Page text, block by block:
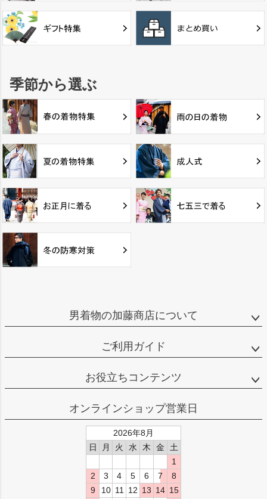
季節から選ぶ
男着物の加藤商店について
ご利用ガイド
お役立ちコンテンツ
オンラインショップ営業日
2026年8月
日
月 火 水 木 金
土
1
2
3 4 5 6 7
8
9
10 11 12 13 14 15